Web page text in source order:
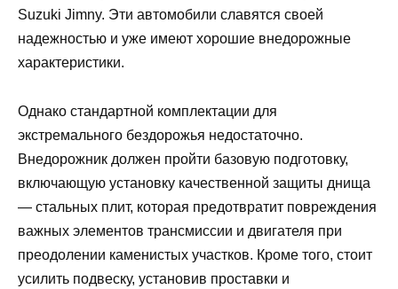
Suzuki Jimny. Эти автомобили славятся своей
надежностью и уже имеют хорошие внедорожные
характеристики.
Однако стандартной комплектации для
экстремального бездорожья недостаточно.
Внедорожник должен пройти базовую подготовку,
включающую установку качественной защиты днища
— стальных плит, которая предотвратит повреждения
важных элементов трансмиссии и двигателя при
преодолении каменистых участков. Кроме того, стоит
усилить подвеску, установив проставки и